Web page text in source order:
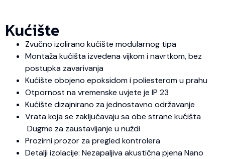
Kućište
Zvučno izolirano kućište modularnog tipa
Montaža kućišta izvedena vijkom i navrtkom, bez
postupka zavarivanja
Kućište obojeno epoksidom i poliesterom u prahu
Otpornost na vremenske uvjete je IP 23
Kućište dizajnirano za jednostavno održavanje
Vrata koja se zaključavaju sa obe strane kućišta
Dugme za zaustavljanje u nuždi
Prozirni prozor za pregled kontrolera
Detalji izolacije: Nezapaljiva akustična pjena Nano